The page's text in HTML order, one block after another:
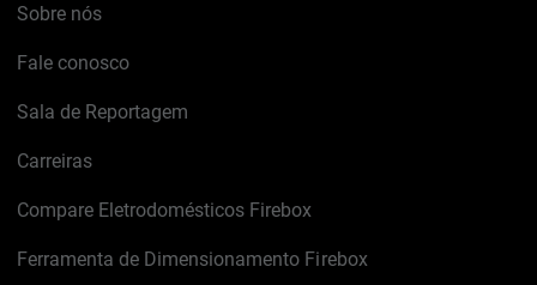
Sobre nós
Fale conosco
Sala de Reportagem
Carreiras
Compare Eletrodomésticos Firebox
Ferramenta de Dimensionamento Firebox